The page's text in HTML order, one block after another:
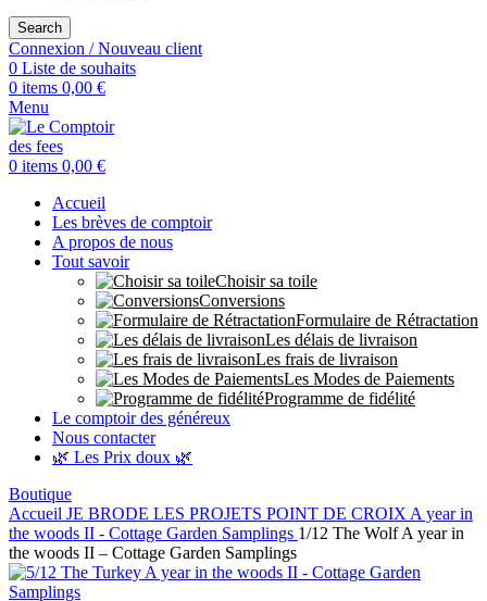
Search
Connexion / Nouveau client
0 Liste de souhaits
0 items 0,00 €
Menu
0 items 0,00 €
Accueil
Les brèves de comptoir
A propos de nous
Tout savoir
Choisir sa toile
Conversions
Formulaire de Rétractation
Les délais de livraison
Les frais de livraison
Les Modes de Paiements
Programme de fidélité
Le comptoir des généreux
Nous contacter
🌿 Les Prix doux 🌿
Boutique
Accueil JE BRODE LES PROJETS POINT DE CROIXA year in
the woods II - Cottage Garden Samplings 1/12 The Wolf A year in
the woods II – Cottage Garden Samplings